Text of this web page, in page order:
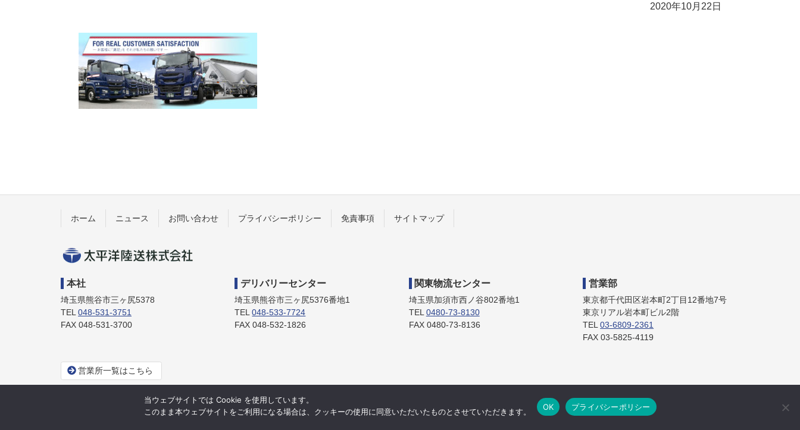
2020年10月22日
本
文
頭
戻
る
頭
へ
ホーム ニュース お問い合わせ プライバシーポリシー 免責事項 サイトマップ
太平洋陸
送株式会
本社
埼玉県熊谷市三ヶ尻5378
TEL 048-531-3751
FAX 048-531-3700
デリバリーセンター
埼玉県熊谷市三ヶ尻5376番地1
TEL048-533-7724
FAX 048-532-1826
関東物流センター
埼玉県加須市西ノ谷802番地1
TEL 0480-73-8130
FAX 0480-73-8136
営業部
東京都千代田区岩本町2丁目12番地7号
東京リアル岩本町ビル2階
TEL03-6809-2361
FAX 03-5825-4119
営業所一覧はこちら
当ウェブサイトでは Cookie を使用しています。
このまま本ウェブサイトをご利用になる場合は、クッキーの使用に同意いただいたものとさせていただきます。
OK プライバシーポリシー